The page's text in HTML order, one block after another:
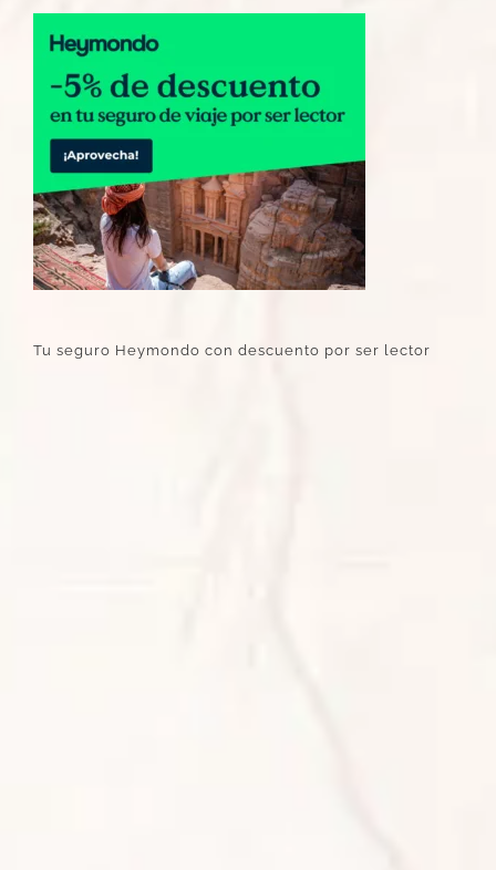
Tu seguro Heymondo con descuento por ser lector